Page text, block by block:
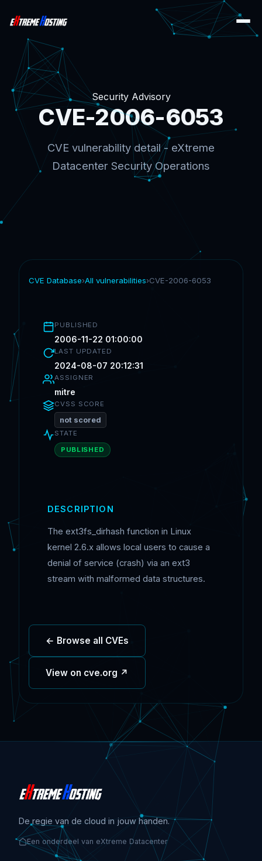
Security Advisory
CVE-2006-6053
CVE vulnerability detail - eXtreme
Datacenter Security Operations
CVE Database›All vulnerabilities›CVE-2006-6053
PUBLISHED
2006-11-22 01:00:00
LAST UPDATED
2024-08-07 20:12:31
ASSIGNER
mitre
CVSS SCORE
not scored
STATE
PUBLISHED
DESCRIPTION
The ext3fs_dirhash function in Linux
kernel 2.6.x allows local users to cause a
denial of service (crash) via an ext3
stream with malformed data structures.
← Browse all CVEs
View on cve.org ↗
De regie van de cloud in jouw handen.
Een onderdeel van eXtreme Datacenter